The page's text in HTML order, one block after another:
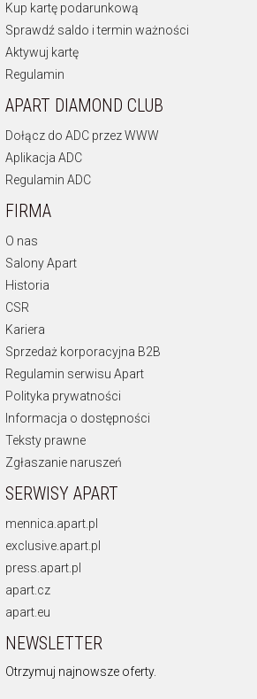
Kup kartę podarunkową
Sprawdź saldo i termin ważności
Aktywuj kartę
Regulamin
APART DIAMOND CLUB
Dołącz do ADC przez WWW
Aplikacja ADC
Regulamin ADC
FIRMA
O nas
Salony Apart
Historia
CSR
Kariera
Sprzedaż korporacyjna B2B
Regulamin serwisu Apart
Polityka prywatności
Informacja o dostępności
Teksty prawne
Zgłaszanie naruszeń
SERWISY APART
mennica.apart.pl
exclusive.apart.pl
press.apart.pl
apart.cz
apart.eu
NEWSLETTER
Otrzymuj najnowsze oferty.